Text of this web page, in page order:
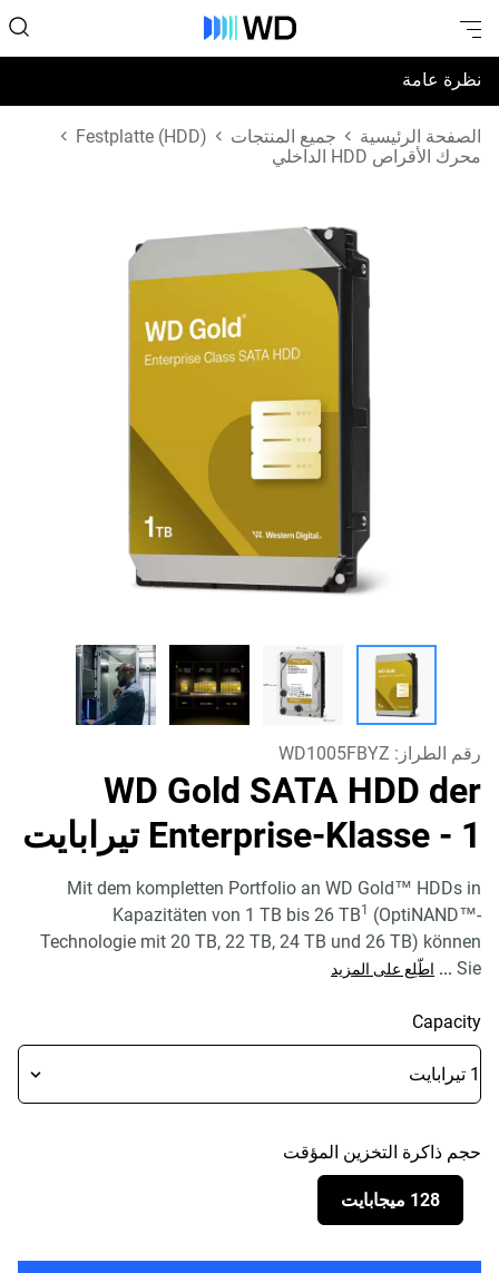
نظرة عامة
المواصفات
الصفحة الرئيسية جميع المنتجات
Festplatte (HDD)
محرك الأقراص HDD الداخلي
رقم الطراز: WD1005FBYZ
WD Gold SATA HDD der
Enterprise-Klasse - 1 تيرابايت
Mit dem kompletten Portfolio an WD Gold™ HDDs in
Kapazitäten von 1 TB bis 26 TB1
(OptiNAND™-
Technologie mit 20 TB, 22 TB, 24 TB und 26 TB) können
Sie
... اطّلِع على المزيد
Capacity
حجم ذاكرة التخزين المؤقت
128 ميجابايت